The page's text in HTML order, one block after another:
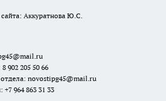
Аккуратнова Ю.С.
902 205 50 66
novostipg45@mail.ru
964 863 31 33